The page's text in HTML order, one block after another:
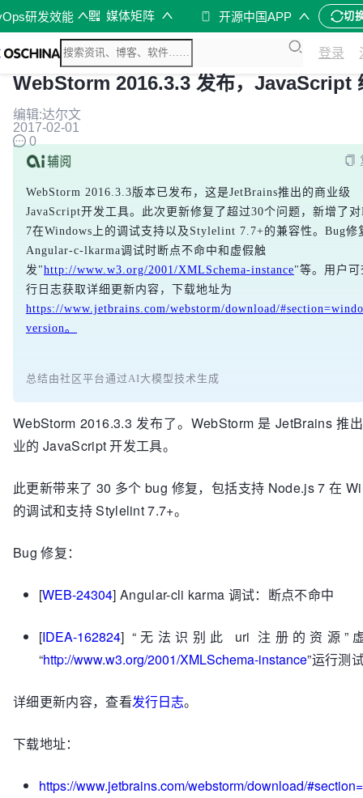
研发效能 媒体矩阵 开源中国APP 切
登录
WebStorm 2016.3.3 发布，JavaScript
编辑:达尔文
2017-02-01
0
WebStorm 2016.3.3版本已发布，这是JetBrains推出的商业级
JavaScript开发工具。此次更新修复了超过30个问题，新增了
7在Windows上的调试支持以及Stylelint 7.7+的兼容性。Bug修
Angular-c-lkarma调试时断点不命中和虚假触
发"http://www.w3.org/2001/XMLSchema-instance"等。用户可
行日志获取详细更新内容，下载地址为
https://www.jetbrains.com/webstorm/download/
version。
总结由社区平台通过AI大模型技术生成
WebStorm 2016.3.3 发布了。WebStorm 是 JetBrains 推
业的 JavaScript 开发工具。
此更新带来了 30 多个 bug 修复，包括支持 Node.js 7 在
的调试和支持 Stylelint 7.7+。
Bug 修复：
[WEB-24304] Angular-cli karma 调试：断点不命中
[IDEA-162824] “无法识别此 uri 注册的资源”
“http://www.w3.org/2001/XMLSchema-instance”运行测
详细更新内容，查看发行日志。
下载地址：
https://www.jetbrains.com/webstorm/download/